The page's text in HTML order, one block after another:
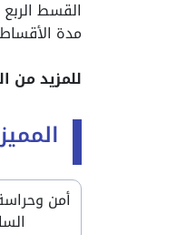
القسط الربع سنوي:
مدة الأقساط
للمزيد من
أمن